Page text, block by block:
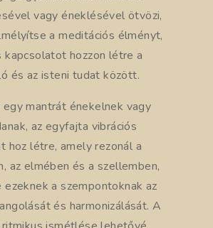
vagy éneklésével ötvözi,
a meditációs élményt,
kapcsolatot hozzon létre a
és az isteni tudat között.
mantrát énekelnek vagy
az egyfajta vibrációs
hoz létre, amely rezonál a
az elmében és a szellemben,
a szempontoknak az
és harmonizálását. A